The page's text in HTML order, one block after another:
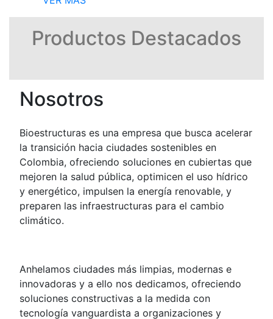
Productos Destacados
Nosotros
Bioestructuras es una empresa que busca acelerar
la transición hacia ciudades sostenibles en
Colombia, ofreciendo soluciones en cubiertas que
mejoren la salud pública, optimicen el uso hídrico
y energético, impulsen la energía renovable, y
preparen las infraestructuras para el cambio
climático.
Anhelamos ciudades más limpias, modernas e
innovadoras y a ello nos dedicamos, ofreciendo
soluciones constructivas a la medida con
tecnología vanguardista a organizaciones y